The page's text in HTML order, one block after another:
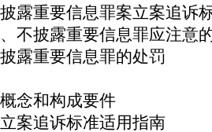
露重要信息罪案立案追诉
不披露重要信息罪应注意
露重要信息罪的处罚
念和构成要件
案追诉标准适用指南